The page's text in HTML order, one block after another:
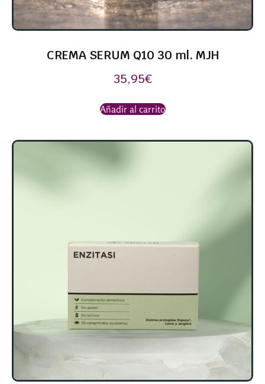
CREMA SERUM Q10 30 ml. MJH
35,95€
Añadir al carrito